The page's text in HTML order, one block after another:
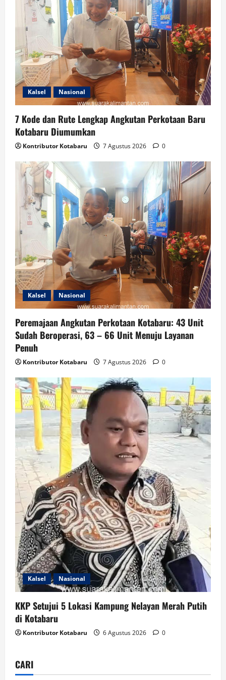
Kalsel Nasional
7 Kode dan Rute Lengkap Angkutan Perkotaan Baru
Kotabaru Diumumkan
Kontributor Kotabaru 7 Agustus 2026 0
Kalsel Nasional
Peremajaan Angkutan Perkotaan Kotabaru: 43 Unit
Sudah Beroperasi, 63 – 66 Unit Menuju Layanan
Penuh
Kontributor Kotabaru 7 Agustus 2026 0
Kalsel Nasional
KKP Setujui 5 Lokasi Kampung Nelayan Merah Putih
di Kotabaru
Kontributor Kotabaru 6 Agustus 2026 0
CARI